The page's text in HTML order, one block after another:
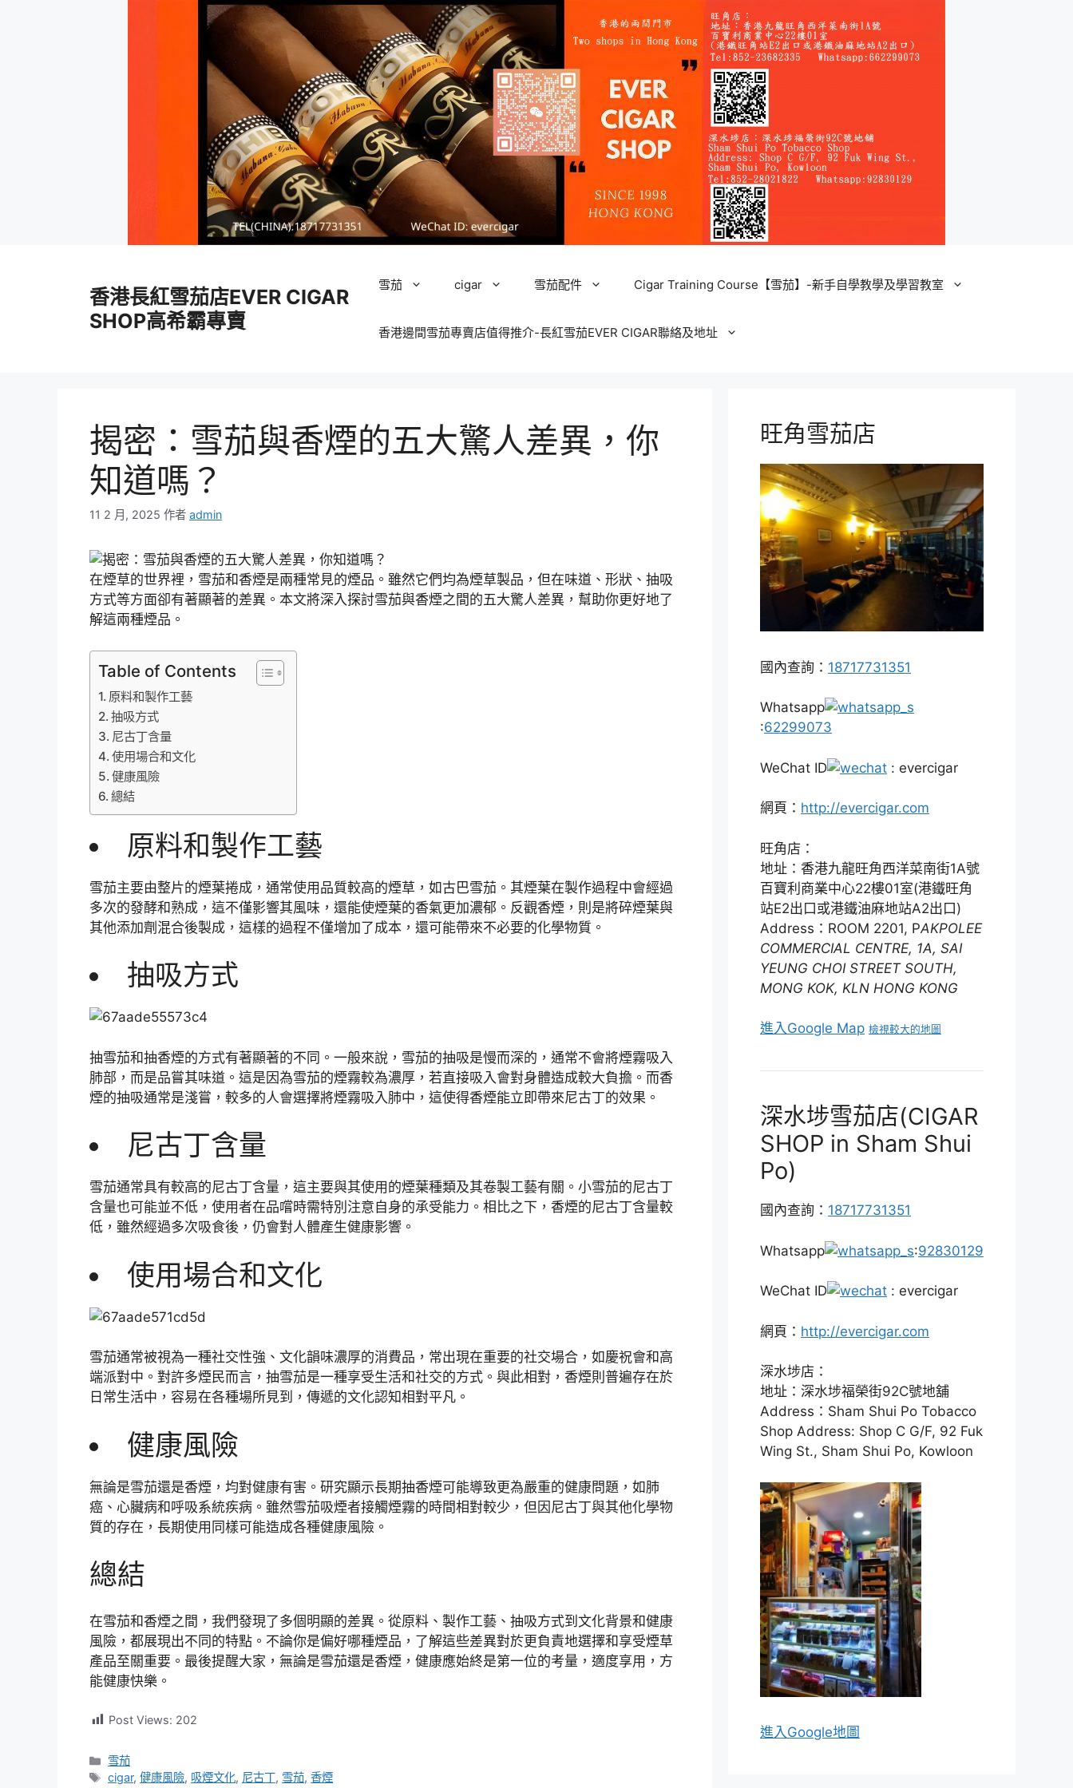
香港長紅雪茄店EVER CIGAR
SHOP高希霸專賣
雪茄 cigar 雪茄配件 Cigar Training Course【雪茄】-新手自學教學及學習教室
香港邊間雪茄專賣店值得推介-長紅雪茄EVER CIGAR聯絡及地址
揭密：雪茄與香煙的五大驚人差異，你
知道嗎？
11 2 月, 2025 作者 admin
在煙草的世界裡，雪茄和香煙是兩種常見的煙品。雖然它們均為煙草製品，但在味道、形狀、抽吸
方式等方面卻有著顯著的差異。本文將深入探討雪茄與香煙之間的五大驚人差異，幫助你更好地了
解這兩種煙品。
Table of Contents
原料和製作工藝
抽吸方式
尼古丁含量
使用場合和文化
健康風險
總結
原料和製作工藝
雪茄主要由整片的煙葉捲成，通常使用品質較高的煙草，如古巴雪茄。其煙葉在製作過程中會經過
多次的發酵和熟成，這不僅影響其風味，還能使煙葉的香氣更加濃郁。反觀香煙，則是將碎煙葉與
其他添加劑混合後製成，這樣的過程不僅增加了成本，還可能帶來不必要的化學物質。
抽吸方式
抽雪茄和抽香煙的方式有著顯著的不同。一般來說，雪茄的抽吸是慢而深的，通常不會將煙霧吸入
肺部，而是品嘗其味道。這是因為雪茄的煙霧較為濃厚，若直接吸入會對身體造成較大負擔。而香
煙的抽吸通常是淺嘗，較多的人會選擇將煙霧吸入肺中，這使得香煙能立即帶來尼古丁的效果。
尼古丁含量
雪茄通常具有較高的尼古丁含量，這主要與其使用的煙葉種類及其卷製工藝有關。小雪茄的尼古丁
含量也可能並不低，使用者在品嚐時需特別注意自身的承受能力。相比之下，香煙的尼古丁含量較
低，雖然經過多次吸食後，仍會對人體產生健康影響。
使用場合和文化
雪茄通常被視為一種社交性強、文化韻味濃厚的消費品，常出現在重要的社交場合，如慶祝會和高
端派對中。對許多煙民而言，抽雪茄是一種享受生活和社交的方式。與此相對，香煙則普遍存在於
日常生活中，容易在各種場所見到，傳遞的文化認知相對平凡。
健康風險
無論是雪茄還是香煙，均對健康有害。研究顯示長期抽香煙可能導致更為嚴重的健康問題，如肺
癌、心臟病和呼吸系統疾病。雖然雪茄吸煙者接觸煙霧的時間相對較少，但因尼古丁與其他化學物
質的存在，長期使用同樣可能造成各種健康風險。
總結
在雪茄和香煙之間，我們發現了多個明顯的差異。從原料、製作工藝、抽吸方式到文化背景和健康
風險，都展現出不同的特點。不論你是偏好哪種煙品，了解這些差異對於更負責地選擇和享受煙草
產品至關重要。最後提醒大家，無論是雪茄還是香煙，健康應始終是第一位的考量，適度享用，方
能健康快樂。
Post Views: 202
分
類
雪茄
標
cigar,健康風險, 吸煙文化, 尼古丁, 雪茄,香煙
旺角雪茄店
國內查詢： 18717731351
Whatsapp
:62299073
WeChat ID : evercigar
網頁： http://evercigar.com
旺角店：
地址：香港九龍旺角西洋菜南街1A號
百寶利商業中心22樓01室(港鐵旺角
站E2出口或港鐵油麻地站A2出口)
Address：ROOM 2201, PAKPOLEE
COMMERCIAL CENTRE, 1A, SAI
YEUNG CHOI STREET SOUTH,
MONG KOK, KLN HONG KONG
進入Google Map 檢視較大的地圖
深水埗雪茄店(CIGAR
SHOP in Sham Shui
Po)
國內查詢： 18717731351
Whatsapp :92830129
WeChat ID : evercigar
網頁： http://evercigar.com
深水埗店：
地址：深水埗福榮街92C號地舖
Address：Sham Shui Po Tobacco
Shop Address: Shop C G/F, 92 Fuk
Wing St., Sham Shui Po, Kowloon
進入Google地圖